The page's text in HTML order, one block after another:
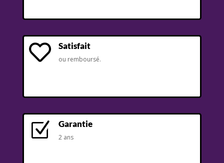
 Satisfait
ou remboursé.
Z Garantie
2 ans